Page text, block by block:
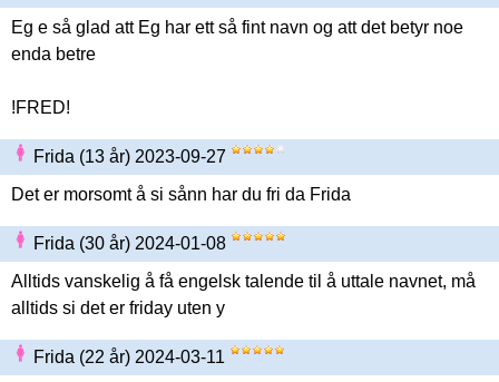
Eg e så glad att Eg har ett så fint navn og att det betyr noe
enda betre
!FRED!
Frida (13 år) 2023-09-27
Det er morsomt å si sånn har du fri da Frida
Frida (30 år) 2024-01-08
Alltids vanskelig å få engelsk talende til å uttale navnet, må
alltids si det er friday uten y
Frida (22 år) 2024-03-11